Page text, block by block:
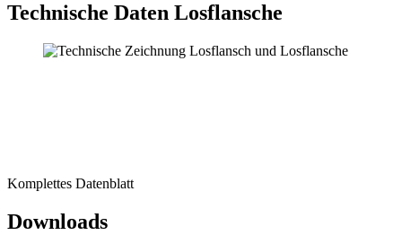
Technische Daten Losflansche
Komplettes Datenblatt
Downloads